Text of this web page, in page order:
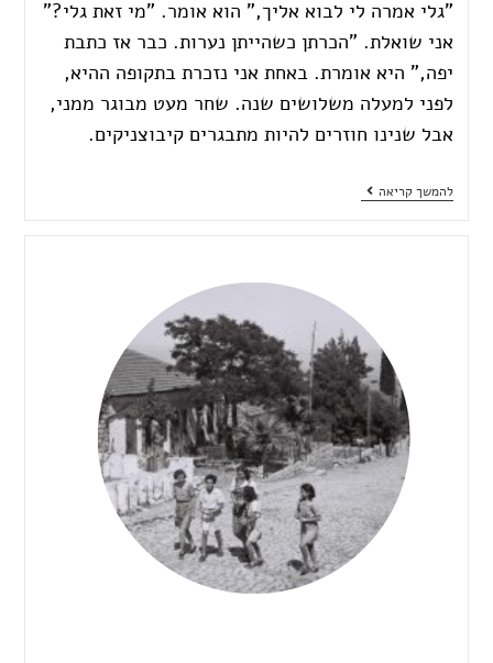
"גלי אמרה לי לבוא אליך," הוא אומר. "מי זאת גלי?"
אני שואלת. "הכרתן כשהייתן נערות. כבר אז כתבת
יפה," היא אומרת. באחת אני נזכרת בתקופה ההיא,
לפני למעלה משלושים שנה. שחר מעט מבוגר ממני,
אבל שנינו חוזרים להיות מתבגרים קיבוצניקים.
להמשך קריאה